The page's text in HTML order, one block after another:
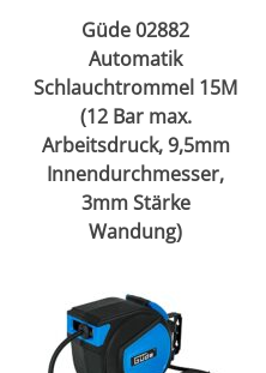
Güde 02882
Automatik
Schlauchtrommel 15M
(12 Bar max.
Arbeitsdruck, 9,5mm
Innendurchmesser,
3mm Stärke
Wandung)